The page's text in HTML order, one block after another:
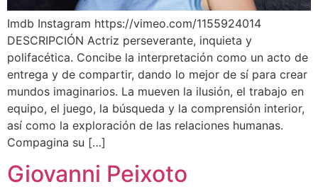
Imdb Instagram https://vimeo.com/1155924014
DESCRIPCIÓN Actriz perseverante, inquieta y
polifacética. Concibe la interpretación como un acto de
entrega y de compartir, dando lo mejor de sí para crear
mundos imaginarios. La mueven la ilusión, el trabajo en
equipo, el juego, la búsqueda y la comprensión interior,
así como la exploración de las relaciones humanas.
Compagina su […]
Giovanni Peixoto